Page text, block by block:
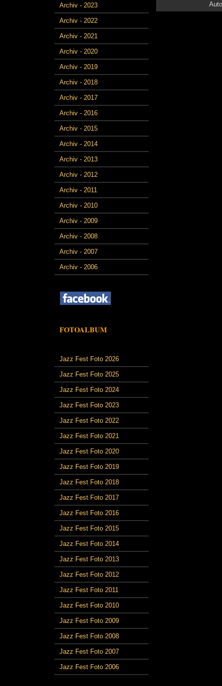
Archiv - 2023
Archiv - 2022
Archiv - 2021
Archiv - 2020
Archiv - 2019
Archiv - 2018
Archiv - 2017
Archiv - 2016
Archiv - 2015
Archiv - 2014
Archiv - 2013
Archiv - 2012
Archiv - 2011
Archiv - 2010
Archiv - 2009
Archiv - 2008
Archiv - 2007
Archiv - 2006
FOTOALBUM
Jazz Fest Foto 2026
Jazz Fest Foto 2025
Jazz Fest Foto 2024
Jazz Fest Foto 2023
Jazz Fest Foto 2022
Jazz Fest Foto 2021
Jazz Fest Foto 2020
Jazz Fest Foto 2019
Jazz Fest Foto 2018
Jazz Fest Foto 2017
Jazz Fest Foto 2016
Jazz Fest Foto 2015
Jazz Fest Foto 2014
Jazz Fest Foto 2013
Jazz Fest Foto 2012
Jazz Fest Foto 2011
Jazz Fest Foto 2010
Jazz Fest Foto 2009
Jazz Fest Foto 2008
Jazz Fest Foto 2007
Jazz Fest Foto 2006